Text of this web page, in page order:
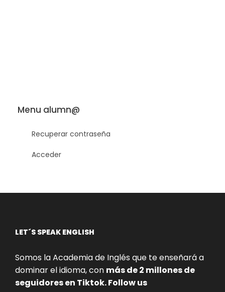
Menu alumn@
Recuperar contraseña
Acceder
LET´S SPEAK ENGLISH
Somos la Academia de Inglés que te enseñará a
dominar el idioma, con más de 2 millones de
seguidores en Tiktok. Follow us